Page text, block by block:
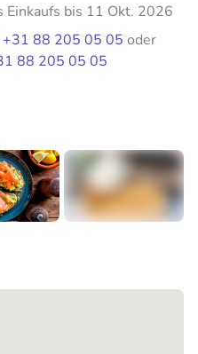
Einkaufs bis 11 Okt. 2026
+31 88 205 05 05 oder
88 205 05 05